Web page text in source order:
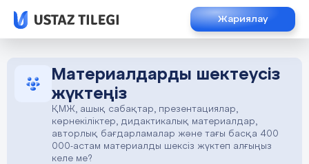
Жариялау
Материалдарды шектеусіз
жүктеңіз
ҚМЖ, ашық сабақтар, презентациялар,
көрнекіліктер, дидактикалық материалдар,
авторлық бағдарламалар және тағы басқа 400
000-астам материалды шексіз жүктеп алғыңыз
келе ме?